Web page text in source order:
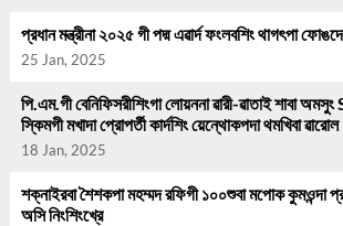
প্রধান মন্ত্রীনা ২০২৫ গী পদ্ম এৱার্দ ফংলবশিং থাগৎপা
25 Jan, 2025
পি.এম.গী বেনিফিসরীশিংগা লোয়ননা ৱারী-ৱাতাই শাবা
স্কিমগী মখাদা প্রোপর্তী কার্দশিং য়েন্থোকপদা থমখিবা ৱারোল
18 Jan, 2025
শক্নাইরবা শৈশকপা মহম্মদ রফিগী ১০০শুবা মপোক কুমওন্দা
অসি নিংশিংখ্রে